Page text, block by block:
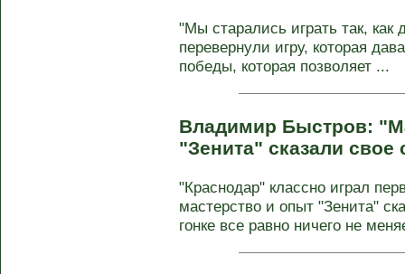
"Мы старались играть так,
перевернули игру, которая
победы, которая позволяет ...
Владимир Быстров:
"Зенита" сказали
"Краснодар" классно играл
мастерство и опыт "Зенита"
гонке все равно ничего не